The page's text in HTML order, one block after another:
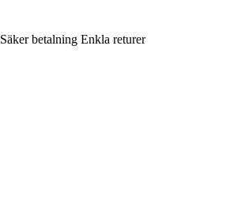
Säker betalning Enkla returer